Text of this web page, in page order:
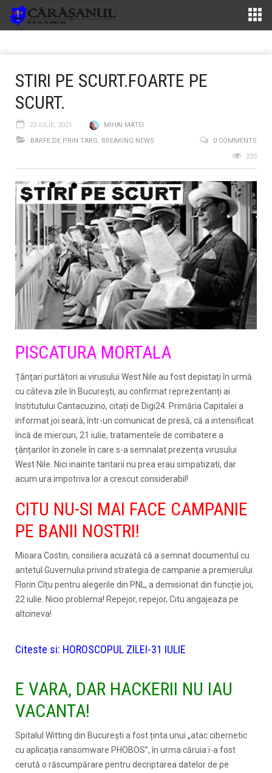
STIRI PE SCURT.FOARTE PE
SCURT.
23 IULIE, 2021
MIHAI MATEI
BARFE DE PRIN TARG, BREAKING NEWS
0 COMMENTS
235
PISCATURA MORTALA
Ţânţari purtători ai virusului West Nile au fost depistaţi în urmă
cu câteva zile în Bucureşti, au confirmat reprezentanți ai
Institutului Cantacuzino, citați de Digi24. Primăria Capitalei a
informat joi seară, într-un comunicat de presă, că a intensificat
încă de miercuri, 21 iulie, tratamentele de combatere a
țânțarilor în zonele în care s-a semnalat prezența virusului
West Nile. Nici inainte tantarii nu prea erau simpatizati, dar
acum ura impotriva lor a crescut considerabil!
CITU NU-SI MAI FACE CAMPANIE
PE BANII NOSTRI!
Mioara Costin, consiliera acuzată că a semnat documentul cu
antetul Guvernului privind strategia de campanie a premierului
Florin Cîțu pentru alegerile din PNL, a demisionat din funcție joi,
22 iulie. Nicio problema! Repejor, repejor, Citu angajeaza pe
altcineva!
Citeste si: HOROSCOPUL ZILEI-31 IULIE
E VARA, DAR HACKERII NU IAU
VACANTA!
Spitalul Witting din București a fost ținta unui „atac cibernetic
cu aplicația ransomware PHOBOS”, în urma căruia i-a fost
cerută o răscumpărare pentru decriptarea datelor de pe